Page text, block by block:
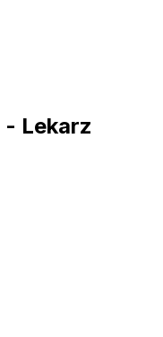
- Lekarz